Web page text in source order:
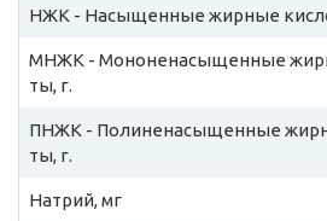
НЖК - Насыщенные жирные
МНЖК - Мононенасыщенные
ты, г.
ПНЖК - Полиненасыщенные
ты, г.
Натрий, мг